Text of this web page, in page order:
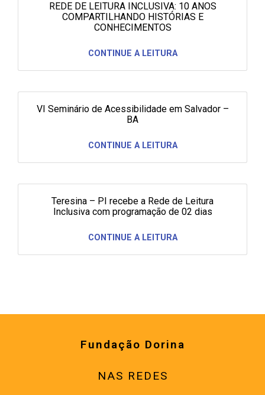
REDE DE LEITURA INCLUSIVA: 10 ANOS
COMPARTILHANDO HISTÓRIAS E
CONHECIMENTOS
CONTINUE A LEITURA
VI Seminário de Acessibilidade em Salvador –
BA
CONTINUE A LEITURA
Teresina – PI recebe a Rede de Leitura
Inclusiva com programação de 02 dias
CONTINUE A LEITURA
Fundação Dorina
NAS REDES